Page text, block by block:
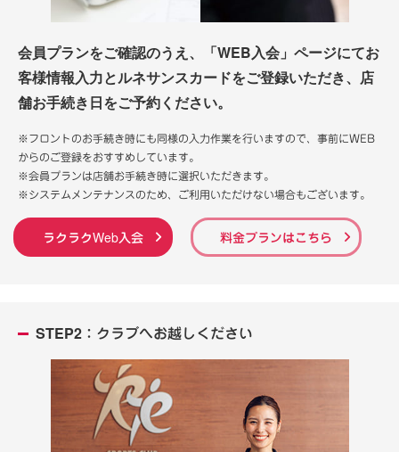
会員プランをご確認のうえ、「WEB入会」ページにてお
客様情報入力とルネサンスカードをご登録いただき、店
舗お手続き日をご予約ください。
※フロントのお手続き時にも同様の入力作業を行いますので、事前にWEB
からのご登録をおすすめしています。
※会員プランは店舗お手続き時に選択いただきます。
※システムメンテナンスのため、ご利用いただけない場合もございます。
ラクラクWeb入会 料金プランはこちら
STEP2：クラブへお越しください